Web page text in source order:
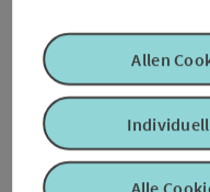
Anreise/Lage
Eignung
Barrierefreiheit
Alle
Allen